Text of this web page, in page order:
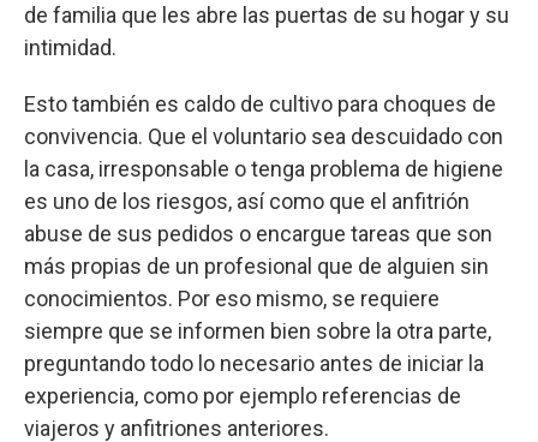
de familia que les abre las puertas de su hogar y su
intimidad.
Esto también es caldo de cultivo para choques de
convivencia. Que el voluntario sea descuidado con
la casa, irresponsable o tenga problema de higiene
es uno de los riesgos, así como que el anfitrión
abuse de sus pedidos o encargue tareas que son
más propias de un profesional que de alguien sin
conocimientos. Por eso mismo, se requiere
siempre que se informen bien sobre la otra parte,
preguntando todo lo necesario antes de iniciar la
experiencia, como por ejemplo referencias de
viajeros y anfitriones anteriores.